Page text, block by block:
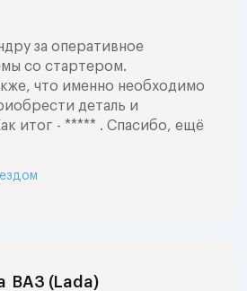
за оперативное
со стартером.
что именно необходимо
деталь и
итог - ***** . Спасибо, ещё
ВАЗ (Lada)